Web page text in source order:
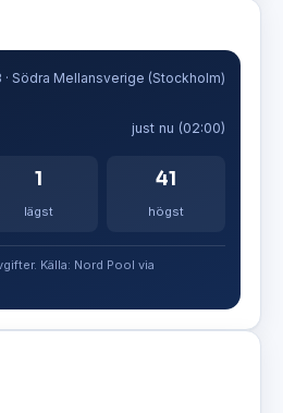
· Södra Mellansverige (Stockholm)
just nu (02:00)
1
lägst
41
högst
Källa: Nord Pool via